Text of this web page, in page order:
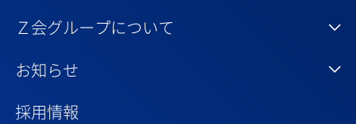
Ｚ会グループについて
お知らせ
採用情報